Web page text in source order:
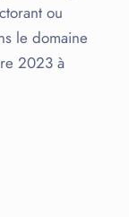
ou
le domaine
2023 à